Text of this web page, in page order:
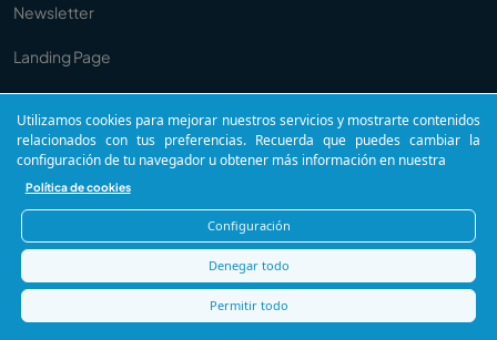
Utilizamos cookies para mejorar nuestros servicios y mostrarte contenidos
relacionados con tus preferencias. Recuerda que puedes cambiar la
configuración de tu navegador u obtener más información en nuestra
Política de cookies
Configuración
Denegar todo
Permitir todo
Newsletter
Landing Page
Anuncios
Copywriting
Comunicua®. Todos los derechos reservados.
Política de Cookies